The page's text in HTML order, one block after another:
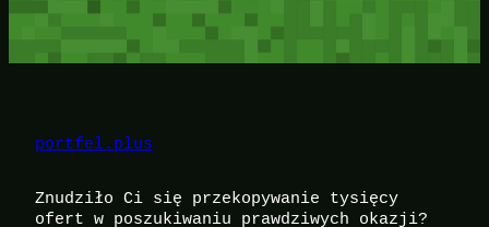
portfel.plus
Znudziło Ci się przekopywanie tysięcy
ofert w poszukiwaniu prawdziwych okazji?